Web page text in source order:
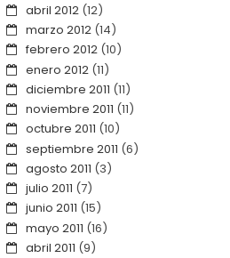
abril 2012(12)
marzo 2012(14)
febrero 2012(10)
enero 2012(11)
diciembre 2011 (11)
noviembre 2011 (11)
octubre 2011 (10)
septiembre 2011 (6)
agosto 2011 (3)
julio 2011 (7)
junio 2011 (15)
mayo 2011 (16)
abril 2011 (9)